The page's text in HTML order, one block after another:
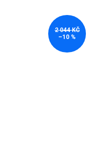
2 044 KČ
–10 %